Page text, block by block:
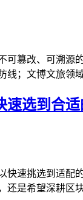
篡改、可溯
线；文博文旅领
速选到合
速挑选到适
还是希望深耕区